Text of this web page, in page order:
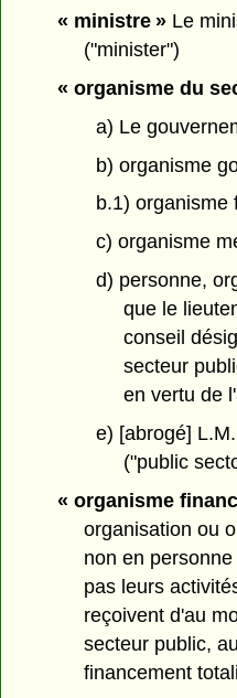
« ministre » Le
("minister")
« organisme du
a) Le
b) organisme
b.1) organisme
c) organisme
d) personne,
que le
conseil
secteur
en vertu de
e) [abrogé]
("public
« organisme
organisation ou
non en
pas leurs
reçoivent d'au
secteur public,
financement